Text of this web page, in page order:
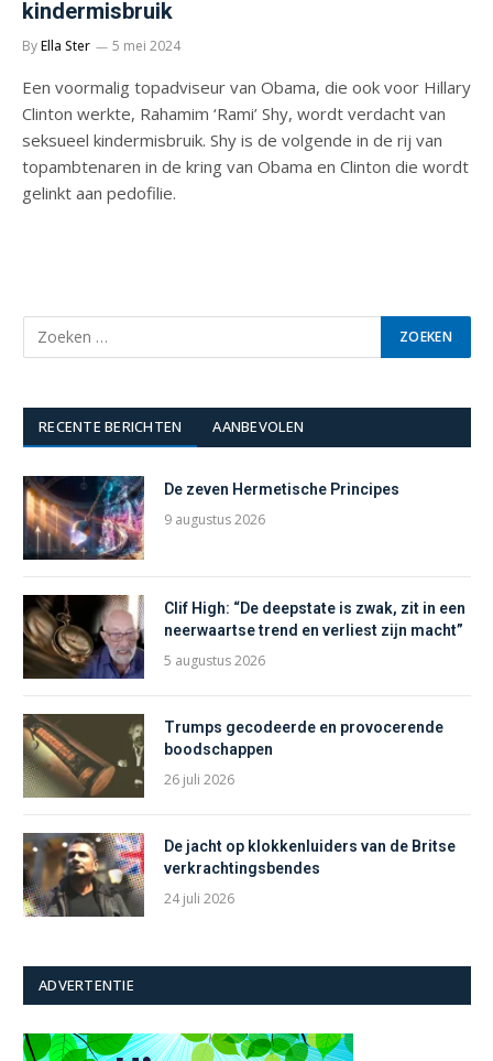
kindermisbruik
ByElla Ster 5 mei 2024
Een voormalig topadviseur van Obama, ­die ook voor Hillary
Clinton werkte, Rahamim ‘Rami’ Shy, wordt verdacht van
seksueel kindermisbruik. Shy is de volgende in de rij van
topambtenaren in de kring van Obama en Clinton die wordt
gelinkt aan pedofilie.
RECENTE BERICHTEN AANBEVOLEN
De zeven Hermetische Principes
9 augustus 2026
Clif High: “De deepstate is zwak, zit in een
neerwaartse trend en verliest zijn macht”
5 augustus 2026
Trumps gecodeerde en provocerende
boodschappen
26 juli 2026
De jacht op klokkenluiders van de Britse
verkrachtingsbendes
24 juli 2026
ADVERTENTIE